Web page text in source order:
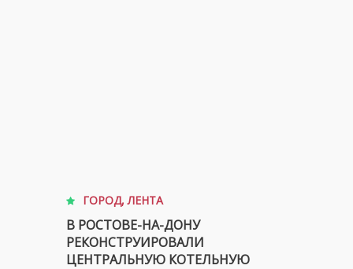
ГОРОД,ЛЕНТА
В РОСТОВЕ-НА-ДОНУ
РЕКОНСТРУИРОВАЛИ
ЦЕНТРАЛЬНУЮ КОТЕЛЬНУЮ